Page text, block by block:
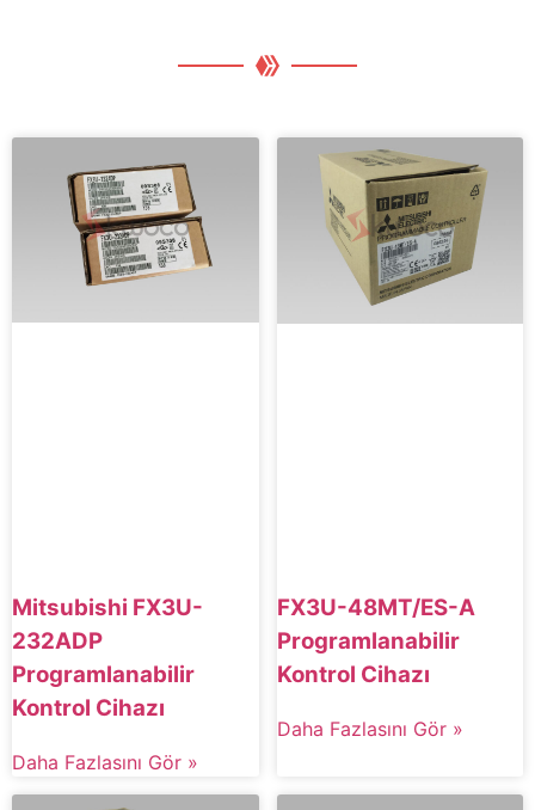
Mitsubishi FX3U-
232ADP
Programlanabilir
Kontrol Cihazı
Daha Fazlasını Gör »
FX3U-48MT/ES-A
Programlanabilir
Kontrol Cihazı
Daha Fazlasını Gör »